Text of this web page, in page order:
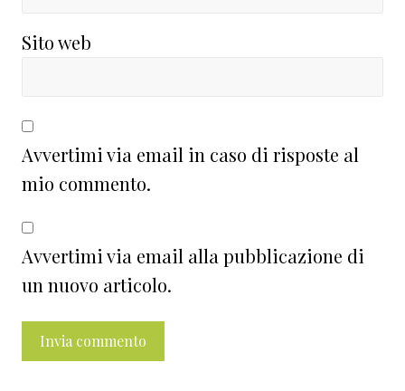
Sito web
Avvertimi via email in caso di risposte al
mio commento.
Avvertimi via email alla pubblicazione di
un nuovo articolo.